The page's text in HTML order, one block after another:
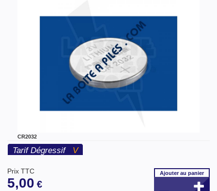
CR2032
Tarif Dégressif V
Prix TTC
5,00 €
Ajouterau panier